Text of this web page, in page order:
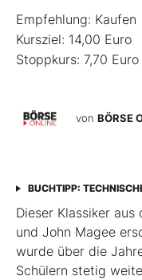
Empfehlung: Kaufen
Kursziel: 14,00 Euro
Stoppkurs: 7,70 Euro
von BÖRSE
BUCHTIPP:
Dieser Klassiker
und John Magee
wurde über die
Schülern stetig